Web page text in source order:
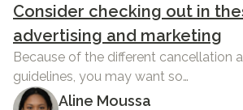
Consider checking out in
advertising and marketing
Because of the different cancellation
guidelines, you may want so…
Aline Moussa